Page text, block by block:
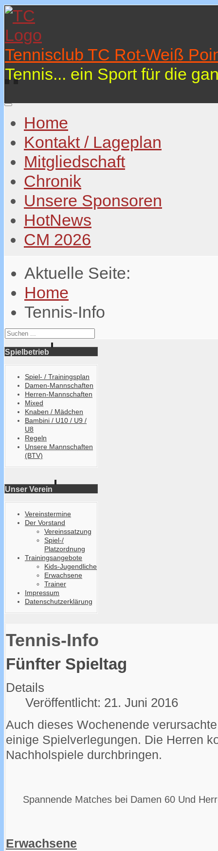
Tennisclub TC Rot-Weiß
Tennis... ein Sport für die
Home
Kontakt / Lageplan
Mitgliedschaft
Chronik
Unsere Sponsoren
HotNews
CM 2026
Aktuelle Seite:
Home
Tennis-Info
Spielbetrieb
Spiel- / Trainingsplan
Damen-Mannschaften
Herren-Mannschaften
Mixed
Knaben / Mädchen
Bambini / U10 / U9 /
U8
Regeln
Unsere Mannschaften
(BTV)
Unser Verein
Vereinstermine
Der Vorstand
Vereinssatzung
Spiel-/
Platzordnung
Trainingsangebote
Kids-Jugendliche
Erwachsene
Trainer
Impressum
Datenschutzerklärung
Tennis-Info
Fünfter Spieltag
Details
Veröffentlicht: 21. Juni 2016
Auch dieses Wochenende
einige Spielverlegungen. Die Herren
Nachholspiele durchbringen.
Spannende Matches bei Damen 60 Und
Erwachsene